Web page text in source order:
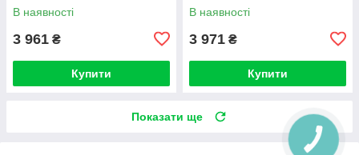
В наявності
3 961 ₴
Купити
В наявності
3 971 ₴
Купити
Показати ще